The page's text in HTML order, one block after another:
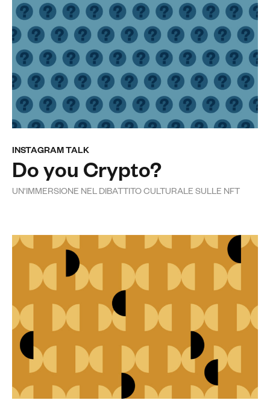
INSTAGRAM TALK
Do you Crypto?
UN'IMMERSIONE NEL DIBATTITO CULTURALE SULLE NFT